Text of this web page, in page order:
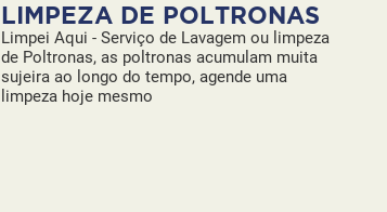
LIMPEZA DE POLTRONAS
Limpei Aqui - Serviço de Lavagem ou limpeza
de Poltronas, as poltronas acumulam muita
sujeira ao longo do tempo, agende uma
limpeza hoje mesmo